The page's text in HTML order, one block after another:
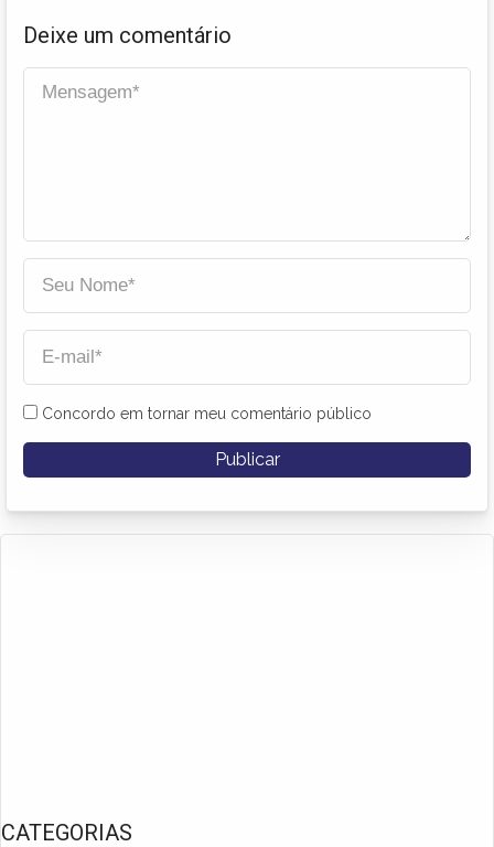
Deixe um comentário
Concordo em tornar meu comentário público
CATEGORIAS